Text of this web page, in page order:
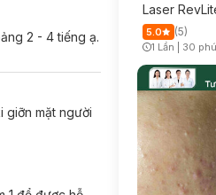
2 - 4 tiếng ạ.
giỡn mặt người
Laser
5.0 (5)
Timer Gray Icon
1 Lần 30